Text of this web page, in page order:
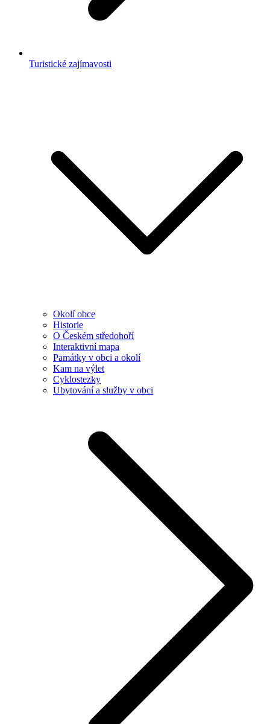
Turistické zajímavosti
Okolí obce
Historie
O Českém středohoří
Interaktivní mapa
Památky v obci a okolí
Kam na výlet
Cyklostezky
Ubytování a služby v obci